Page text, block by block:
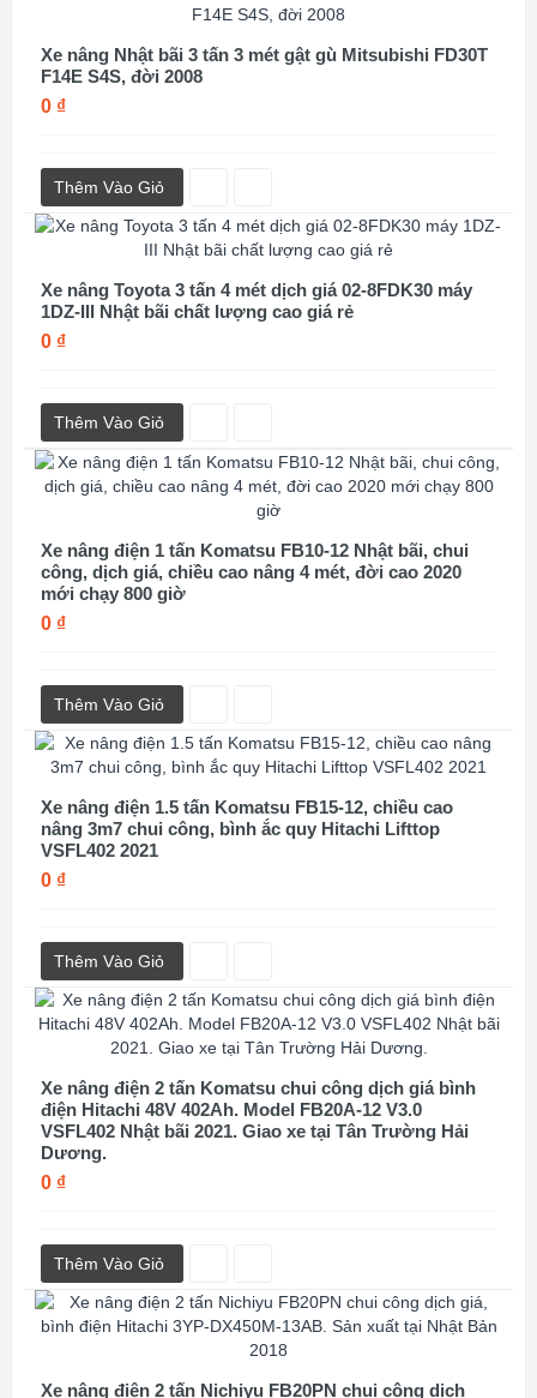
Xe nâng Nhật bãi 3 tấn 3 mét gật gù Mitsubishi FD30T
F14E S4S, đời 2008
0 ₫
Thêm Vào Giỏ
Xe nâng Toyota 3 tấn 4 mét dịch giá 02-8FDK30 máy
1DZ-III Nhật bãi chất lượng cao giá rẻ
0 ₫
Thêm Vào Giỏ
Xe nâng điện 1 tấn Komatsu FB10-12 Nhật bãi, chui
công, dịch giá, chiều cao nâng 4 mét, đời cao 2020
mới chạy 800 giờ
0 ₫
Thêm Vào Giỏ
Xe nâng điện 1.5 tấn Komatsu FB15-12, chiều cao
nâng 3m7 chui công, bình ắc quy Hitachi Lifttop
VSFL402 2021
0 ₫
Thêm Vào Giỏ
Xe nâng điện 2 tấn Komatsu chui công dịch giá bình
điện Hitachi 48V 402Ah. Model FB20A-12 V3.0
VSFL402 Nhật bãi 2021. Giao xe tại Tân Trường Hải
Dương.
0 ₫
Thêm Vào Giỏ
Xe nâng điện 2 tấn Nichiyu FB20PN chui công dịch